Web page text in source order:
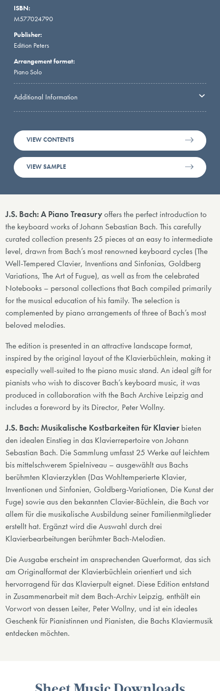
ISBN:
M577024790
Publisher:
Edition Peters
Arrangement format:
Piano Solo
Additional Information
VIEW CONTENTS
VIEW SAMPLE
J.S. Bach: A Piano Treasuryoffers the perfect introduction to
the keyboard works of Johann Sebastian Bach. This carefully
curated collection presents 25 pieces at an easy to intermediate
level, drawn from Bach’s most renowned keyboard cycles (The
Well-Tempered Clavier, Inventions and Sinfonias, Goldberg
Variations, The Art of Fugue), as well as from the celebrated
Notebooks – personal collections that Bach compiled primarily
for the musical education of his family. The selection is
complemented by piano arrangements of three of Bach’s most
beloved melodies.
The edition is presented in an attractive landscape format,
inspired by the original layout of the Klavierbüchlein, making it
especially well-suited to the piano music stand. An ideal gift for
pianists who wish to discover Bach’s keyboard music, it was
produced in collaboration with the Bach Archive Leipzig and
includes a foreword by its Director, Peter Wollny.
J.S. Bach: Musikalische Kostbarkeiten für Klavier bieten
den idealen Einstieg in das Klavierrepertoire von Johann
Sebastian Bach. Die Sammlung umfasst 25 Werke auf leichtem
bis mittelschwerem Spielniveau – ausgewählt aus Bachs
berühmten Klavierzyklen (Das Wohltemperierte Klavier,
Inventionen und Sinfonien, Goldberg-Variationen, Die Kunst der
Fuge) sowie aus den bekannten Clavier-Büchlein, die Bach vor
allem für die musikalische Ausbildung seiner Familienmitglieder
erstellt hat. Ergänzt wird die Auswahl durch drei
Klavierbearbeitungen berühmter Bach-Melodien.
Die Ausgabe erscheint im ansprechenden Querformat, das sich
am Originalformat der Klavierbüchlein orientiert und sich
hervorragend für das Klavierpult eignet. Diese Edition entstand
in Zusammenarbeit mit dem Bach-Archiv Leipzig, enthält ein
Vorwort von dessen Leiter, Peter Wollny, und ist ein ideales
Geschenk für Pianistinnen und Pianisten, die Bachs Klaviermusik
entdecken möchten.